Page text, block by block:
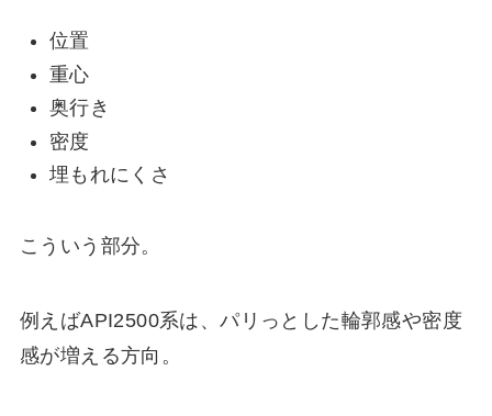
位置
重心
奥行き
密度
埋もれにくさ
こういう部分。
例えばAPI2500系は、パリっとした輪郭感や密度
感が増える方向。